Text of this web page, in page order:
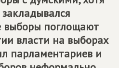
выборы поглощают
власти на выборах
парламентариев и